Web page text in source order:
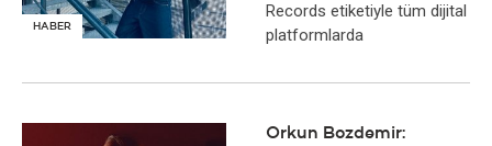
HABER
Records etiketiyle tüm dijital
platformlarda
Orkun Bozdemir: